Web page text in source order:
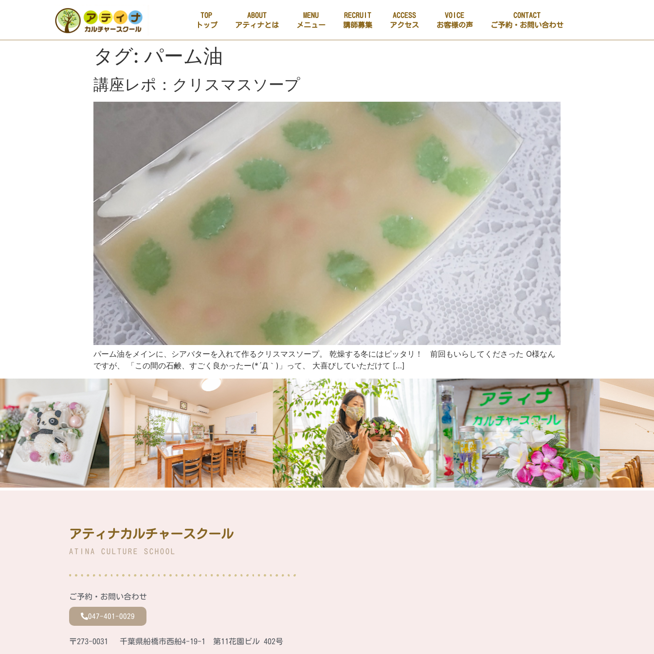
TOP
トップ
ABOUT
アティナとは
MENU
メニュー
RECRUIT
講師募集
ACCESS
アクセス
VOICE
お客様の声
CONTACT
ご予約・お問い合わせ
タグ: パーム油
講座レポ：クリスマスソープ
パーム油をメインに、シアバターを入れて作るクリスマスソープ。 乾燥する冬にはピッタリ！ 前回もいらしてくださった O様なん
ですが、 「この間の石鹸、すごく良かったー(*´Д｀)」って、 大喜びしていただけて […]
アティナカルチャースクール
ATINA CULTURE SCHOOL
ご予約・お問い合わせ
047-401-0029
〒273-0031 千葉県船橋市西船4-19-1 第11花園ビル 402号